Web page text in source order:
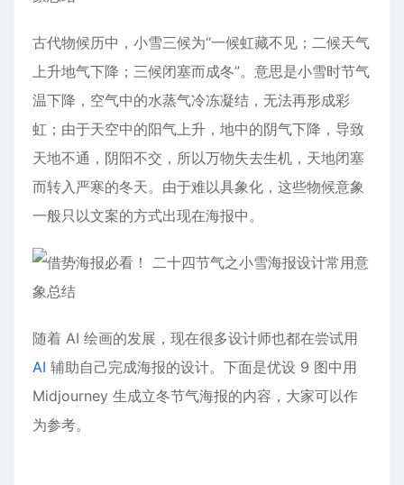
古代物候历中，小雪三候为“一候虹藏不见；二候天气
上升地气下降；三候闭塞而成冬”。意思是小雪时节气
温下降，空气中的水蒸气冷冻凝结，无法再形成彩
虹；由于天空中的阳气上升，地中的阴气下降，导致
天地不通，阴阳不交，所以万物失去生机，天地闭塞
而转入严寒的冬天。由于难以具象化，这些物候意象
一般只以文案的方式出现在海报中。
随着 AI 绘画的发展，现在很多设计师也都在尝试用
AI 辅助自己完成海报的设计。下面是优设 9 图中用
Midjourney 生成立冬节气海报的内容，大家可以作
为参考。